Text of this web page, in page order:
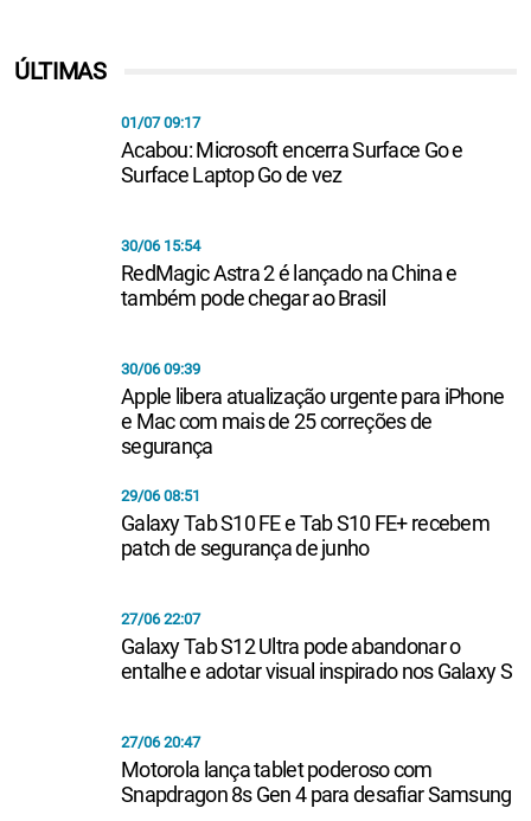
ÚLTIMAS
01/07 09:17
Acabou: Microsoft encerra Surface Go e
Surface Laptop Go de vez
30/06 15:54
RedMagic Astra 2 é lançado na China e
também pode chegar ao Brasil
30/06 09:39
Apple libera atualização urgente para iPhone
e Mac com mais de 25 correções de
segurança
29/06 08:51
Galaxy Tab S10 FE e Tab S10 FE+ recebem
patch de segurança de junho
27/06 22:07
Galaxy Tab S12 Ultra pode abandonar o
entalhe e adotar visual inspirado nos Galaxy S
27/06 20:47
Motorola lança tablet poderoso com
Snapdragon 8s Gen 4 para desafiar Samsung